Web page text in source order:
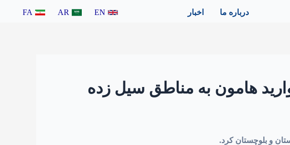
درباره ما اخبار EN
AR
FA
هامون به مناطق سیل زده
و بلوچستان کرد.